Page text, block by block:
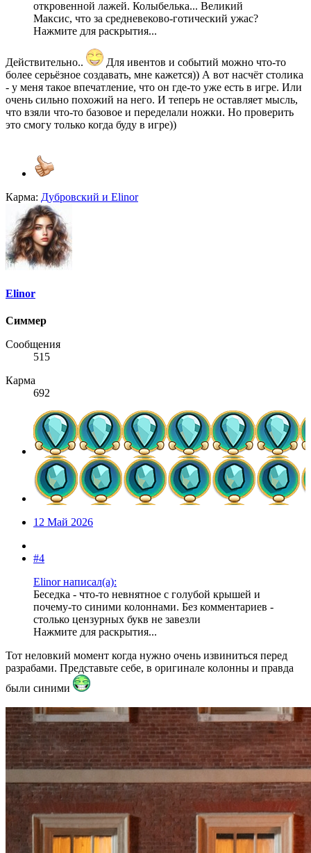
откровенной лажей. Колыбелька... Великий
Максис, что за средневеково-готический ужас?
Нажмите для раскрытия...
Действительно..
Для ивентов и событий можно что-то
более серьёзное создавать, мне кажется)) А вот насчёт столика
- у меня такое впечатление, что он где-то уже есть в игре. Или
очень сильно похожий на него. И теперь не оставляет мысль,
что взяли что-то базовое и переделали ножки. Но проверить
это смогу только когда буду в игре))
Карма: Дубровский и Elinor
Elinor
Симмер
Сообщения
515
Карма
692
12 Май 2026
#4
Elinor написал(а):
Беседка - что-то невнятное с голубой крышей и
почему-то синими колоннами. Без комментариев -
столько цензурных букв не завезли
Нажмите для раскрытия...
Тот неловкий момент когда нужно очень извиниться перед
разрабами. Представьте себе, в оригинале колонны и правда
были синими